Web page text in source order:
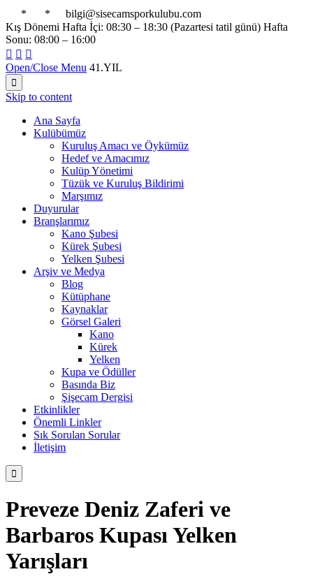
* *
bilgi@sisecamsporkulubu.com
Kış Dönemi Hafta İçi: 08:30 – 18:30 (Pazartesi tatil günü) Hafta
Sonu: 08:00 – 16:00
  
Open/Close Menu 41.YIL

Skip to content
Ana Sayfa
Kulübümüz
Kuruluş Amacı ve Öykümüz
Hedef ve Amacımız
Kulüp Yönetimi
Tüzük ve Kuruluş Bildirimi
Marşımız
Duyurular
Branşlarımız
Kano Şubesi
Kürek Şubesi
Yelken Şubesi
Arşiv ve Medya
Blog
Kütüphane
Kaynaklar
Görsel Galeri
Kano
Kürek
Yelken
Kupa ve Ödüller
Basında Biz
Şişecam Dergisi
Etkinlikler
Önemli Linkler
Sık Sorulan Sorular
İletişim

Preveze Deniz Zaferi ve
Barbaros Kupası Yelken
Yarışları